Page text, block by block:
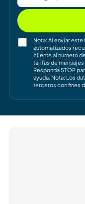
Nota: Al enviar
automatizados
cliente al número
tarifas de mensajes
Responda STOP
ayuda. Nota: Los
terceros con fines